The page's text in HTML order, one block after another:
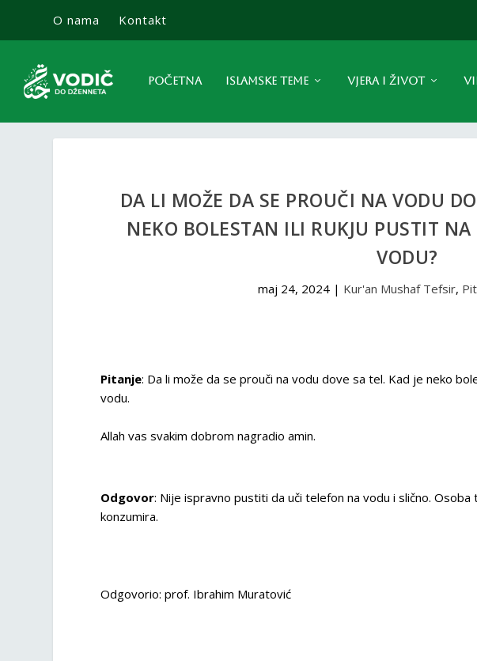
O nama Kontakt
POČETNA ISLAMSKE TEME VJERA I ŽIVOT
DA LI MOŽE DA SE PROUČI NA VODU
NEKO BOLESTAN ILI RUKJU PUSTIT
VODU?
maj 24, 2024| Kur'an Mushaf Tefsir,
Pitanje: Da li može da se prouči na vodu dove sa tel. Kad je neko
vodu.
Allah vas svakim dobrom nagradio amin.
Odgovor: Nije ispravno pustiti da uči telefon na vodu i slično.
konzumira.
Odgovorio: prof. Ibrahim Muratović